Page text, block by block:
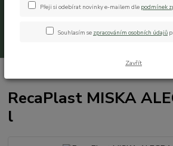
RecaPlast MISKA
l
Přeji si odebírat novinky e-mailem dle podmínek
Souhlasím se zpracováním osobních údajů
Zavřít